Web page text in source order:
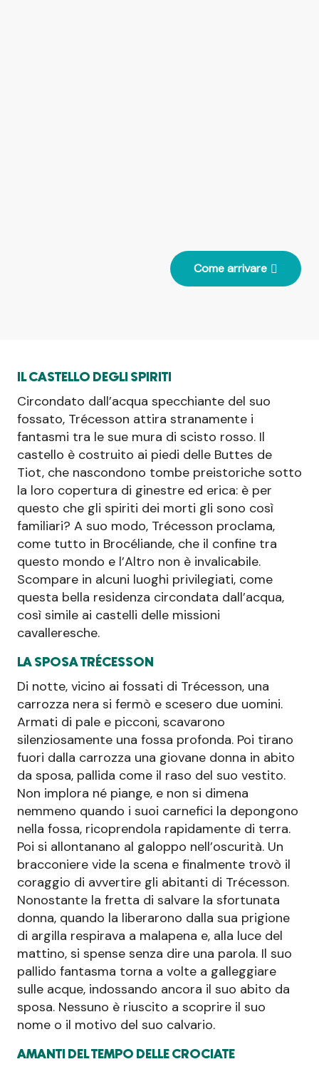
Come arrivare
IL CASTELLO DEGLI SPIRITI
Circondato dall’acqua specchiante del suo
fossato, Trécesson attira stranamente i
fantasmi tra le sue mura di scisto rosso. Il
castello è costruito ai piedi delle Buttes de
Tiot, che nascondono tombe preistoriche sotto
la loro copertura di ginestre ed erica: è per
questo che gli spiriti dei morti gli sono così
familiari? A suo modo, Trécesson proclama,
come tutto in Brocéliande, che il confine tra
questo mondo e l’Altro non è invalicabile.
Scompare in alcuni luoghi privilegiati, come
questa bella residenza circondata dall’acqua,
così simile ai castelli delle missioni
cavalleresche.
LA SPOSA TRÉCESSON
Di notte, vicino ai fossati di Trécesson, una
carrozza nera si fermò e scesero due uomini.
Armati di pale e picconi, scavarono
silenziosamente una fossa profonda. Poi tirano
fuori dalla carrozza una giovane donna in abito
da sposa, pallida come il raso del suo vestito.
Non implora né piange, e non si dimena
nemmeno quando i suoi carnefici la depongono
nella fossa, ricoprendola rapidamente di terra.
Poi si allontanano al galoppo nell’oscurità. Un
bracconiere vide la scena e finalmente trovò il
coraggio di avvertire gli abitanti di Trécesson.
Nonostante la fretta di salvare la sfortunata
donna, quando la liberarono dalla sua prigione
di argilla respirava a malapena e, alla luce del
mattino, si spense senza dire una parola. Il suo
pallido fantasma torna a volte a galleggiare
sulle acque, indossando ancora il suo abito da
sposa. Nessuno è riuscito a scoprire il suo
nome o il motivo del suo calvario.
AMANTI DEL TEMPO DELLE CROCIATE